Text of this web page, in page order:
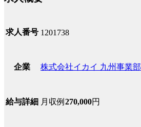
求人番号 1201738
企業 株式会社イカイ 九州事業部
給与詳細 月収例 270,000円